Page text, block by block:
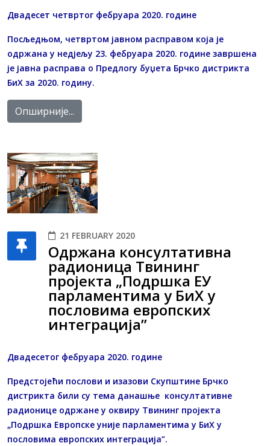
Двадесет четвртог фебруара 2020. године
Посљедњом, четвртом јавном расправом која је
одржана у недјељу 23. фебруара 2020. године завршена
је јавна расправа о Предлогу буџета Брчко дистрикта
БиХ за 2020. годину.
Опширније...
21 FEBRUARY 2020
Одржана консултативна
радионица Твининг
пројекта „Подршка ЕУ
парламентима у БиХ у
пословима европских
интеграција”
Двадесетог фебруара 2020. године
Предстојећи послови и изазови Скупштине Брчко
дистрикта били су тема данашње консултативне
радионице одржане у оквиру Твининг пројекта
„Подршка Европске уније парламентима у БиХ у
пословима европских интеграција”.